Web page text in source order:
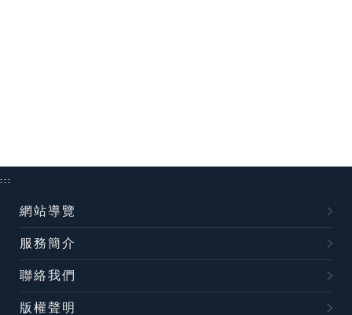
:::
網站導覽
服務簡介
聯絡我們
版權聲明